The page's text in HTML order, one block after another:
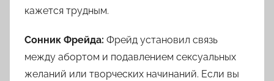
кажется трудным.
Сонник Фрейда: Фрейд установил связь
между абортом и подавлением сексуальных
желаний или творческих начинаний. Если вы